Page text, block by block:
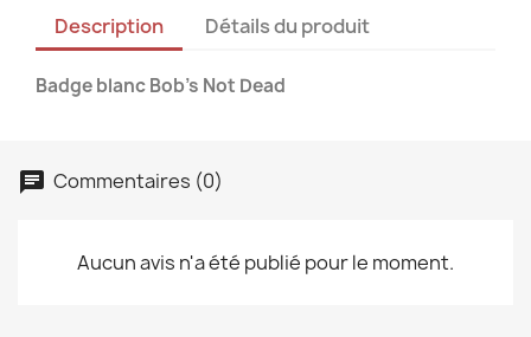
Description Détails du produit
Badge blanc Bob's Not Dead
Commentaires (0)
Aucun avis n'a été publié pour le moment.